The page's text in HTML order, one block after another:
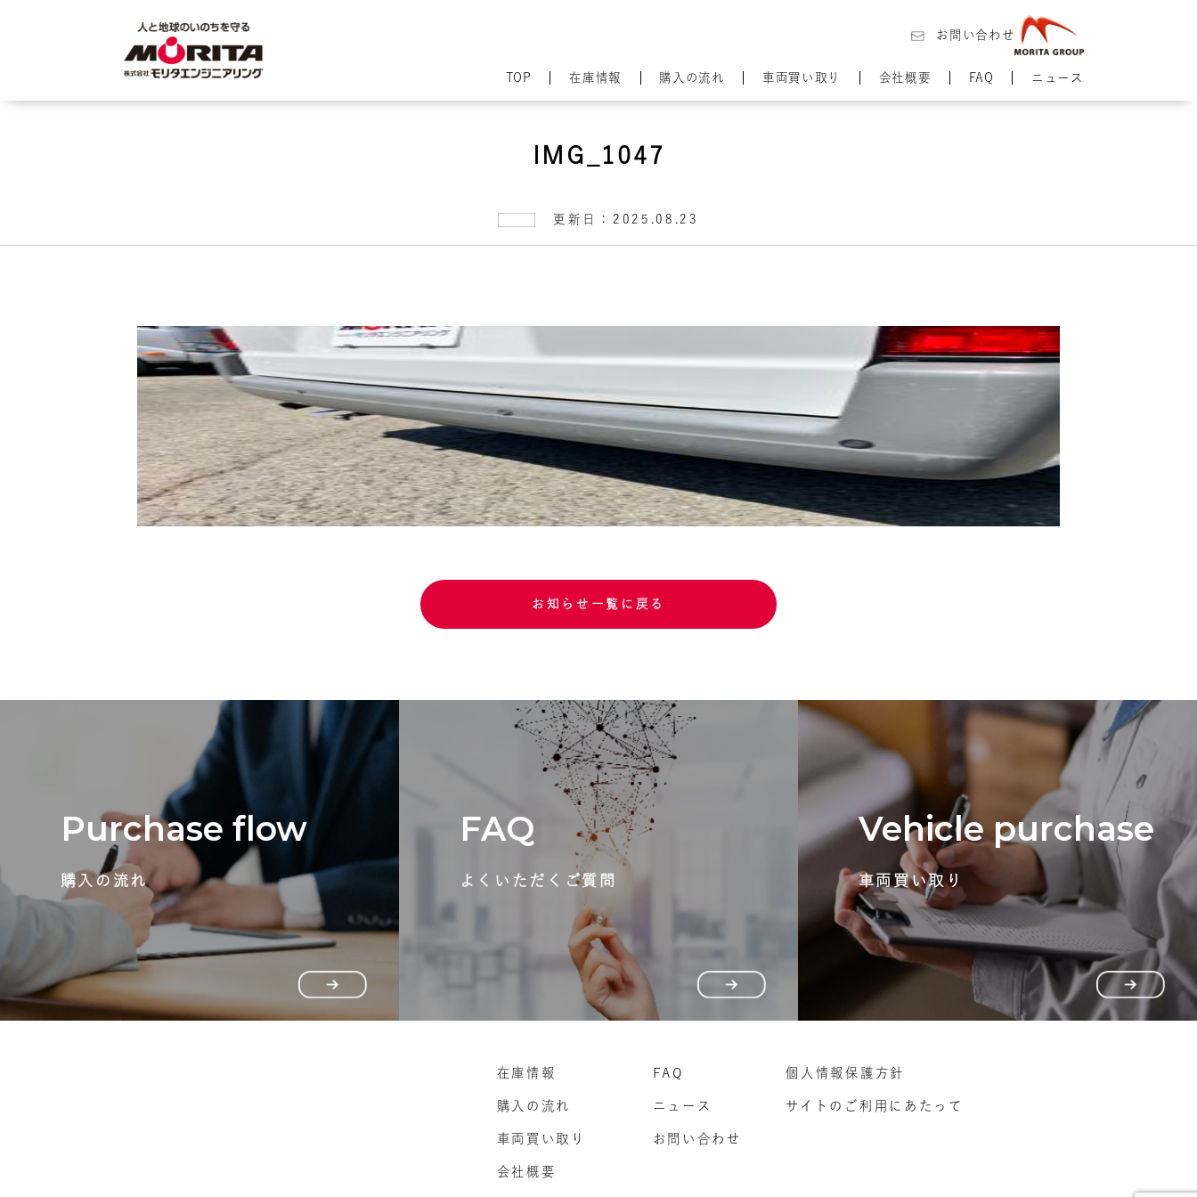
お問い合わせ
TOP 在庫情報 購入の流れ 車両買い取り 会社概要 FAQ ニュース
IMG_1047
更新日：2025.08.23
お知らせ一覧に戻る
Purchase flow
購入の流れ
FAQ
よくいただくご質問
Vehicle purchase
車両買い取り
在庫情報
購入の流れ
車両買い取り
会社概要
FAQ
ニュース
お問い合わせ
個人情報保護方針
サイトのご利用にあたって